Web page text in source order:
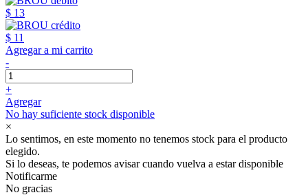
$ 13
$ 11
Agregar a mi carrito
-
+
Agregar
No hay suficiente stock disponible
×
Lo sentimos, en este momento no tenemos stock para el producto
elegido.
Si lo deseas, te podemos avisar cuando vuelva a estar disponible
Notificarme
No gracias